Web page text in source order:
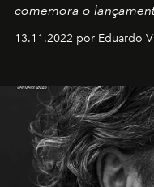
comemora o
13.11.2022 por Eduardo